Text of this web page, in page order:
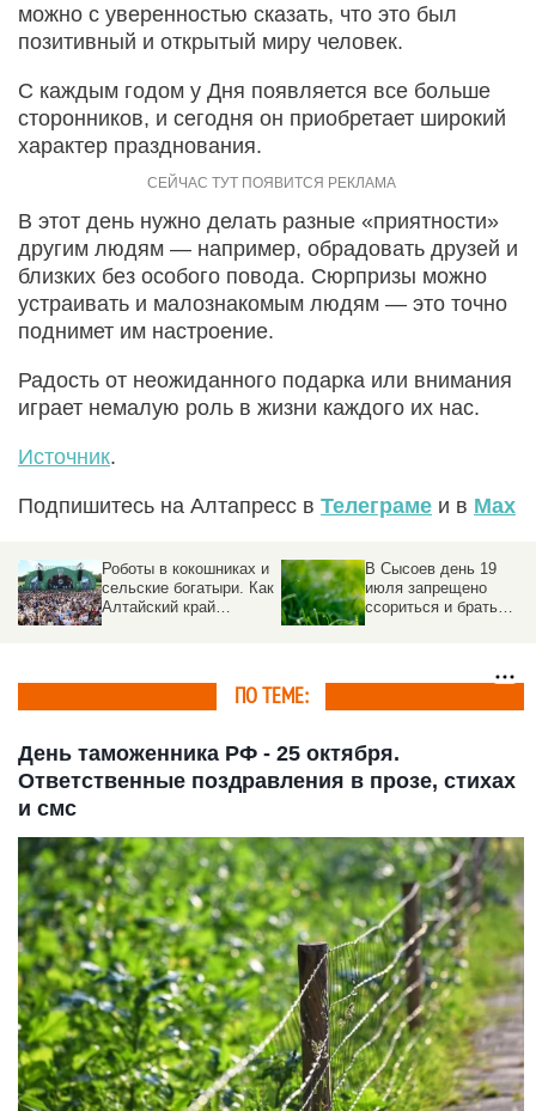
можно с уверенностью сказать, что это был
позитивный и открытый миру человек.
С каждым годом у Дня появляется все больше
сторонников, и сегодня он приобретает широкий
характер празднования.
В этот день нужно делать разные «приятности»
другим людям — например, обрадовать друзей и
близких без особого повода. Сюрпризы можно
устраивать и малознакомым людям — это точно
поднимет им настроение.
Радость от неожиданного подарка или внимания
играет немалую роль в жизни каждого их нас.
Источник.
Подпишитесь на Алтапресс в Телеграме и в Max
Роботы в кокошниках и
сельские богатыри. Как
Алтайский край
В Сысоев день 19
июля запрещено
ссориться и брать
ПО ТЕМЕ:
День таможенника РФ - 25 октября.
Ответственные поздравления в прозе, стихах
и смс